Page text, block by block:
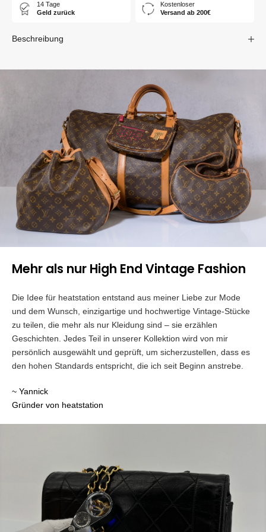
14 Tage
Geld zurück
Kostenloser
Versand ab 200€
Beschreibung
Mehr als nur High End Vintage Fashion
Die Idee für heatstation entstand aus meiner Liebe zur Mode
und dem Wunsch, einzigartige und hochwertige Vintage-Stücke
zu teilen, die mehr als nur Kleidung sind – sie erzählen
Geschichten. Jedes Teil in unserer Kollektion wird von mir
persönlich ausgewählt und geprüft, um sicherzustellen, dass es
den hohen Standards entspricht, die ich seit Beginn anstrebe.
~ Yannick
Gründer von heatstation